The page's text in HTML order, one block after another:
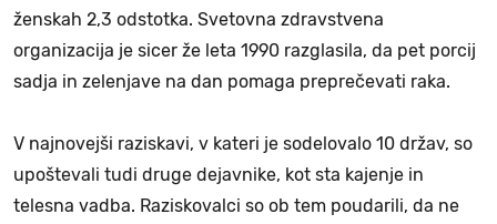
ženskah 2,3 odstotka. Svetovna zdravstvena
organizacija je sicer že leta 1990 razglasila, da pet porcij
sadja in zelenjave na dan pomaga preprečevati raka.
V najnovejši raziskavi, v kateri je sodelovalo 10 držav, so
upoštevali tudi druge dejavnike, kot sta kajenje in
telesna vadba. Raziskovalci so ob tem poudarili, da ne